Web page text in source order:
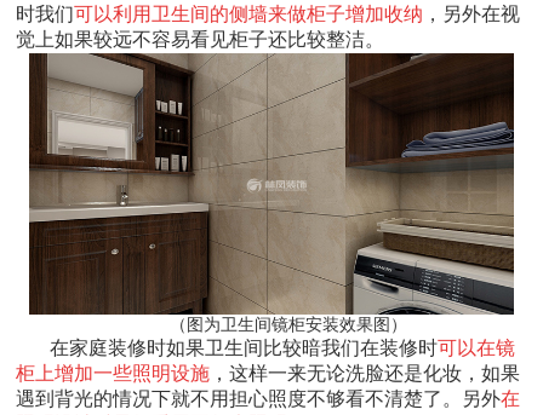
时我们可以利用卫生间的侧墙来做柜子增加收纳 ，另外在视
觉上如果较远不容易看见柜子还比较整洁。
（图为卫生间镜柜安装效果图）
在家庭装修时如果卫生间比较暗我们在装修时可以在镜
柜上增加一些照明设施 ，这样一来无论洗脸还是化妆，如果
遇到背光的情况下就不用担心照度不够看不清楚了。另外在